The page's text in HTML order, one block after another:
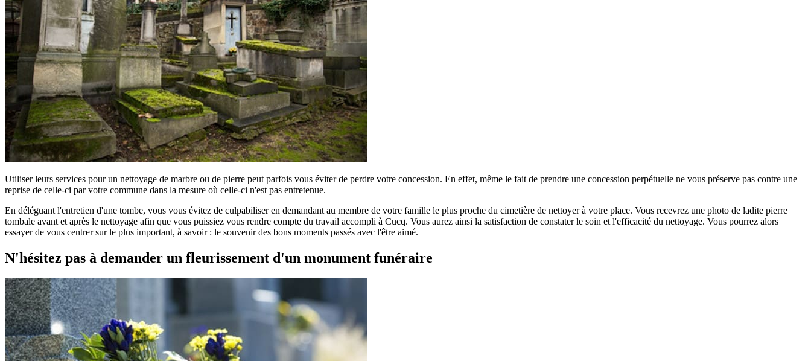
Utiliser leurs services pour un nettoyage de marbre ou de pierre peut parfois vous éviter de perdre votre concession. En effet, même le fait de prendre une concession perpétuelle ne vous préserve pas contre une
reprise de celle-ci par votre commune dans la mesure où celle-ci n'est pas entretenue.
En déléguant l'entretien d'une tombe, vous vous évitez de culpabiliser en demandant au membre de votre famille le plus proche du cimetière de nettoyer à votre place. Vous recevrez une photo de ladite pierre
tombale avant et après le nettoyage afin que vous puissiez vous rendre compte du travail accompli à Cucq. Vous aurez ainsi la satisfaction de constater le soin et l'efficacité du nettoyage. Vous pourrez alors
essayer de vous centrer sur le plus important, à savoir : le souvenir des bons moments passés avec l'être aimé.
N'hésitez pas à demander un fleurissement d'un monument funéraire